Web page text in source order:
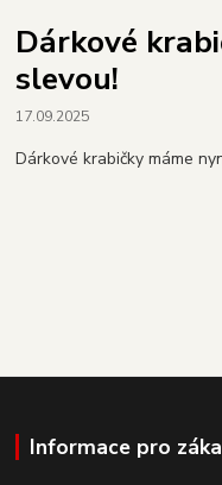
Dárkové
slevou!
17.09.2025
Dárkové krabičky máme
Informace pro